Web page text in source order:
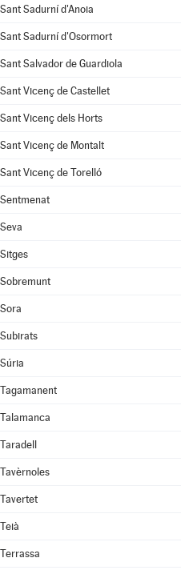
Sant Sadurní d'Anoia
Sant Sadurní d'Osormort
Sant Salvador de Guardiola
Sant Vicenç de Castellet
Sant Vicenç dels Horts
Sant Vicenç de Montalt
Sant Vicenç de Torelló
Sentmenat
Seva
Sitges
Sobremunt
Sora
Subirats
Súria
Tagamanent
Talamanca
Taradell
Tavèrnoles
Tavertet
Teià
Terrassa